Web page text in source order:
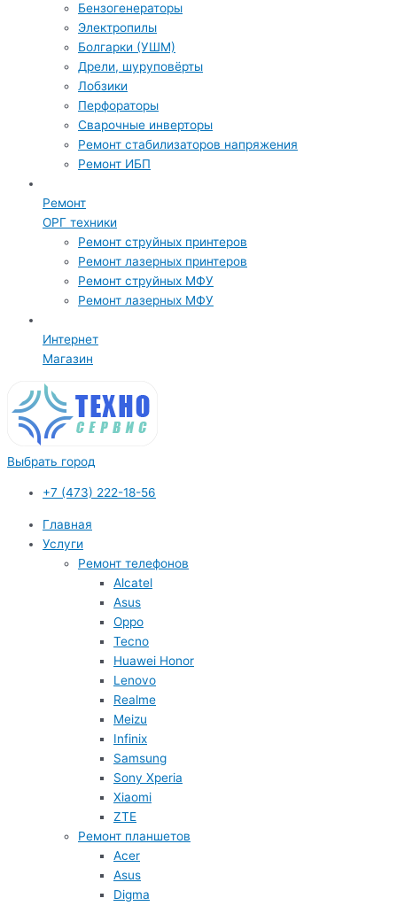
Бензогенераторы
Электропилы
Болгарки (УШМ)
Дрели, шуруповёрты
Лобзики
Перфораторы
Сварочные инверторы
Ремонт стабилизаторов напряжения
Ремонт ИБП
Ремонт
ОРГ техники
Ремонт струйных принтеров
Ремонт лазерных принтеров
Ремонт струйных МФУ
Ремонт лазерных МФУ
Интернет
Магазин
Выбрать город
+7 (473) 222-18-56
Главная
Услуги
Ремонт телефонов
Alcatel
Asus
Oppo
Tecno
Huawei Honor
Lenovo
Realme
Meizu
Infinix
Samsung
Sony Xperia
Xiaomi
ZTE
Ремонт планшетов
Acer
Asus
Digma